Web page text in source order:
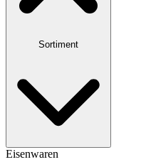
Sortiment
Eisenwaren